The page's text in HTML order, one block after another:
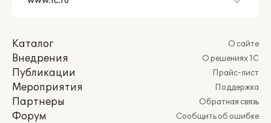
Каталог
Внедрения
Публикации
Мероприятия
Партнеры
Форум
О сайте
О решениях 1С
Прайс-лист
Поддержка
Обратная связь
Сообщить об ошибке